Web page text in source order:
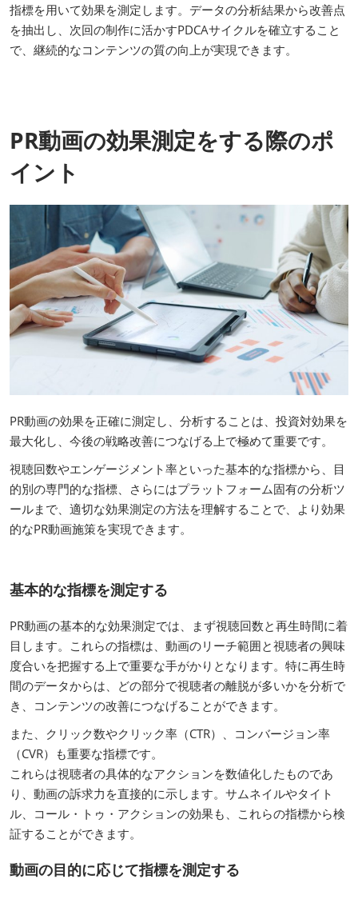
指標を用いて効果を測定します。データの分析結果から改善点
を抽出し、次回の制作に活かすPDCAサイクルを確立すること
で、継続的なコンテンツの質の向上が実現できます。
PR動画の効果測定をする際のポ
イント
PR動画の効果を正確に測定し、分析することは、投資対効果を
最大化し、今後の戦略改善につなげる上で極めて重要です。
視聴回数やエンゲージメント率といった基本的な指標から、目
的別の専門的な指標、さらにはプラットフォーム固有の分析ツ
ールまで、適切な効果測定の方法を理解することで、より効果
的なPR動画施策を実現できます。
基本的な指標を測定する
PR動画の基本的な効果測定では、まず視聴回数と再生時間に着
目します。これらの指標は、動画のリーチ範囲と視聴者の興味
度合いを把握する上で重要な手がかりとなります。特に再生時
間のデータからは、どの部分で視聴者の離脱が多いかを分析で
き、コンテンツの改善につなげることができます。
また、クリック数やクリック率（CTR）、コンバージョン率
（CVR）も重要な指標です。
これらは視聴者の具体的なアクションを数値化したものであ
り、動画の訴求力を直接的に示します。サムネイルやタイト
ル、コール・トゥ・アクションの効果も、これらの指標から検
証することができます。
動画の目的に応じて指標を測定する